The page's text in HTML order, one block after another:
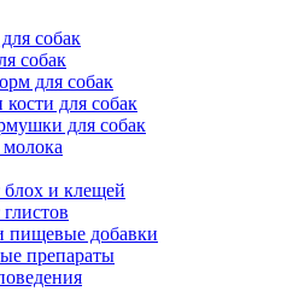
собак
собак
для собак
для собак
для собак
блох и клещей
добавки
препараты